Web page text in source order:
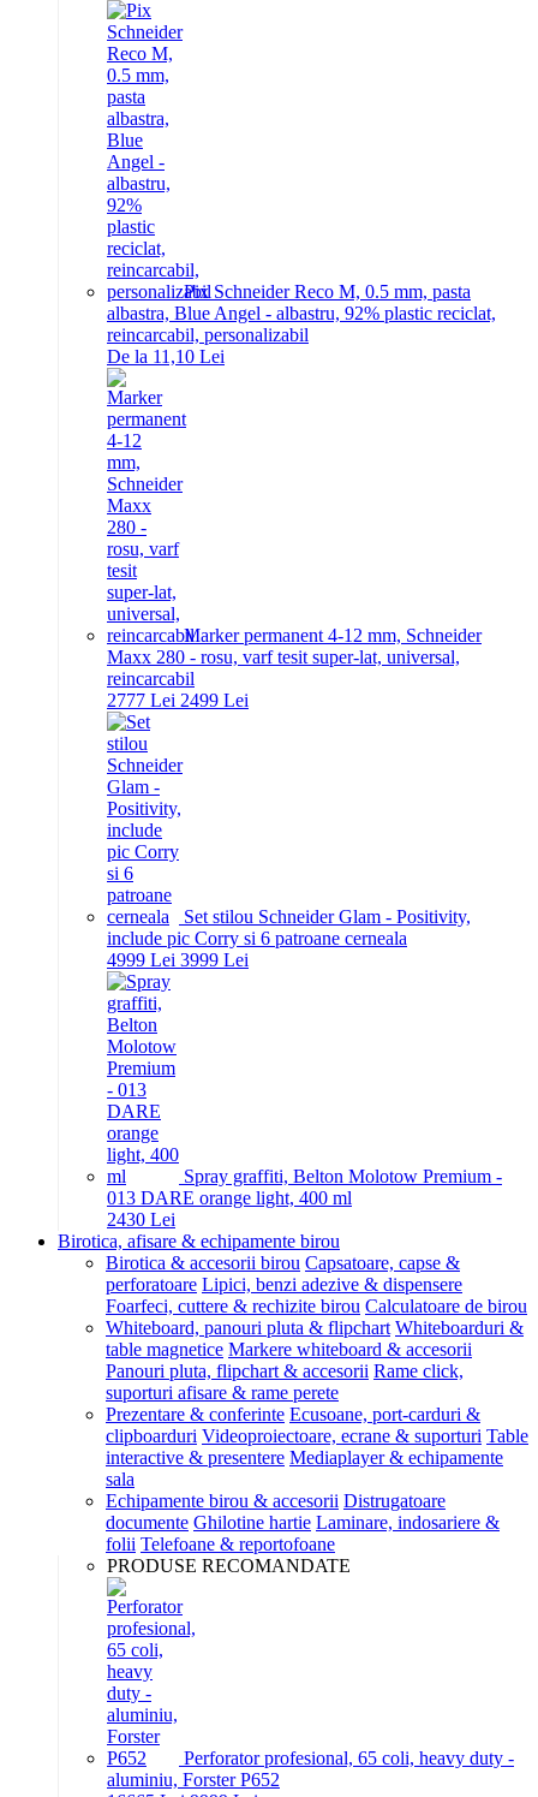
Pix Schneider Reco M, 0.5 mm, pasta
albastra, Blue Angel - albastru, 92% plastic reciclat,
reincarcabil, personalizabil
De la 11,10 Lei
Marker permanent 4-12 mm, Schneider
Maxx 280 - rosu, varf tesit super-lat, universal,
reincarcabil
2777 Lei 2499 Lei
Set stilou Schneider Glam - Positivity,
include pic Corry si 6 patroane cerneala
4999 Lei 3999 Lei
Spray graffiti, Belton Molotow Premium -
013 DARE orange light, 400 ml
2430 Lei
Birotica, afisare & echipamente birou
Birotica & accesorii birou Capsatoare, capse &
perforatoare Lipici, benzi adezive & dispensere
Foarfeci, cuttere & rechizite birou Calculatoare de birou
Whiteboard, panouri pluta & flipchart Whiteboarduri &
table magnetice Markere whiteboard & accesorii
Panouri pluta, flipchart & accesorii Rame click,
suporturi afisare & rame perete
Prezentare & conferinte Ecusoane, port-carduri &
clipboarduri Videoproiectoare, ecrane & suporturi Table
interactive & presentere Mediaplayer & echipamente
sala
Echipamente birou & accesorii Distrugatoare
documente Ghilotine hartie Laminare, indosariere &
folii Telefoane & reportofoane
PRODUSE RECOMANDATE
Perforator profesional, 65 coli, heavy duty -
aluminiu, Forster P652